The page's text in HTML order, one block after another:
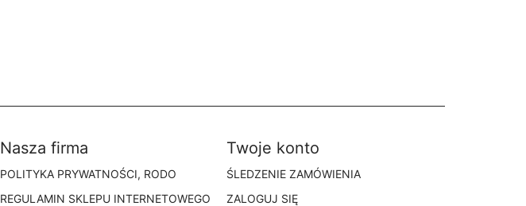
Nasza firma
POLITYKA PRYWATNOŚCI, RODO
REGULAMIN SKLEPU INTERNETOWEGO
Twoje konto
ŚLEDZENIE ZAMÓWIENIA
ZALOGUJ SIĘ